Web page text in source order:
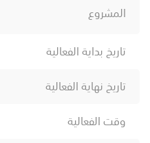
المشروع
تاريخ بداية الفعالية
تاريخ نهاية الفعالية
وقت الفعالية